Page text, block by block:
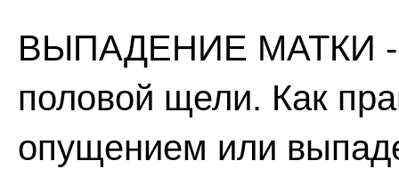
ВЫПАДЕНИЕ МАТКИ -
половой щели. Как
опущением или